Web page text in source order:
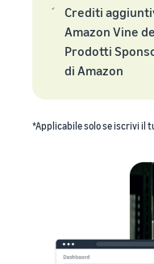
Crediti
Amazon Vine
Prodotti
di Amazon
*Applicabile solo se iscrivi il